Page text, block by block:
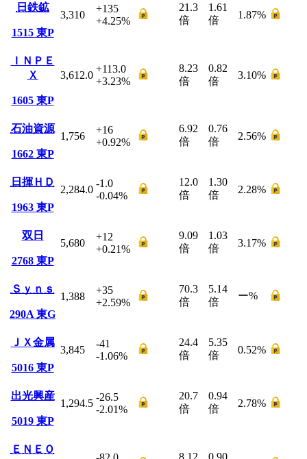
日鉄鉱
1515 東P
3,310
+135
+4.25%
21.3
倍
1.61
倍
1.87%
ＩＮＰＥ
Ｘ
1605 東P
3,612.0
+113.0
+3.23%
8.23
倍
0.82
倍
3.10%
石油資源
1662 東P
1,756
+16
+0.92%
6.92
倍
0.76
倍
2.56%
日揮ＨＤ
1963 東P
2,284.0
-1.0
-0.04%
12.0
倍
1.30
倍
2.28%
双日
2768 東P
5,680
+12
+0.21%
9.09
倍
1.03
倍
3.17%
Ｓｙｎｓ
290A 東G
1,388
+35
+2.59%
70.3
倍
5.14
倍
ー%
ＪＸ金属
5016 東P
3,845
-41
-1.06%
24.4
倍
5.35
倍
0.52%
出光興産
5019 東P
1,294.5
-26.5
-2.01%
20.7
倍
0.94
倍
2.78%
ＥＮＥＯ
8.12
0.90